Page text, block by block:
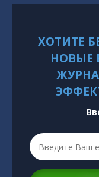
ХОТИТЕ
НОВЫЕ